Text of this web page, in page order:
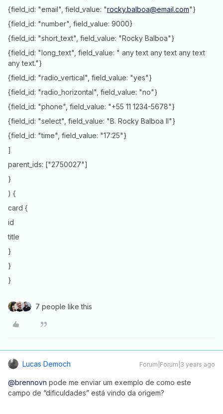
{field_id: "email", field_value: "rocky.balboa@email.com"}
{field_id: "number", field_value: 9000}
{field_id: "short_text", field_value: "Rocky Balboa"}
{field_id: "long_text", field_value: " any text any text any text
any text."}
{field_id: "radio_vertical", field_value: "yes"}
{field_id: "radio_horizontal", field_value: "no"}
{field_id: "phone", field_value: "+55 11 1234-5678"}
{field_id: "select", field_value: "B. Rocky Balboa II"}
{field_id: "time", field_value: "17:25"}
]
parent_ids: ["2750027"]
}
) {
card {
id
title
}
}
}
7 people like this
Lucas Democh Forum|Forum|3 years ago
@brennovn pode me enviar um exemplo de como este
campo de “dificuldades” está vindo da origem?